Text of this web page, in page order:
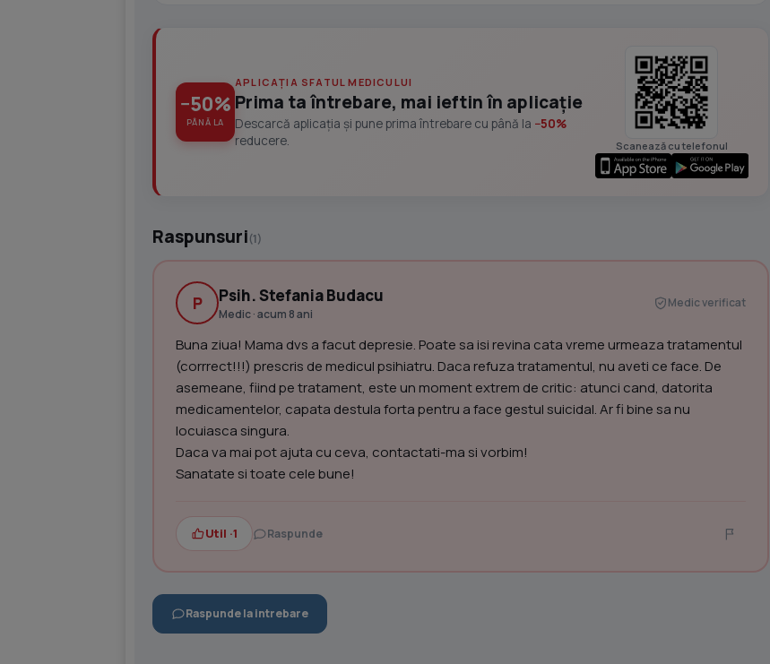
−50%
PÂNĂ LA
APLICAȚIA SFATUL MEDICULUI
Prima ta întrebare, mai ieftin în aplicație
Descarcă aplicația și pune prima întrebare cu până la −50%
reducere.
Scanează cu telefonul
Raspunsuri(1)
P Psih. Stefania Budacu
Medic · acum 8 ani
Medic verificat
Buna ziua! Mama dvs a facut depresie. Poate sa isi revina cata vreme urmeaza tratamentul
(corrrect!!!) prescris de medicul psihiatru. Daca refuza tratamentul, nu aveti ce face. De
asemeane, fiind pe tratament, este un moment extrem de critic: atunci cand, datorita
medicamentelor, capata destula forta pentru a face gestul suicidal. Ar fi bine sa nu
locuiasca singura.
Daca va mai pot ajuta cu ceva, contactati-ma si vorbim!
Sanatate si toate cele bune!
Util ·1 Raspunde
Raspunde la intrebare